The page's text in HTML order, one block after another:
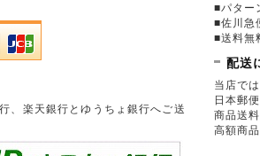
、楽天銀行とゆうちょ銀行へご送
■パター
■佐川急
■送料無
配送
当店で
日本郵
商品送
高額商